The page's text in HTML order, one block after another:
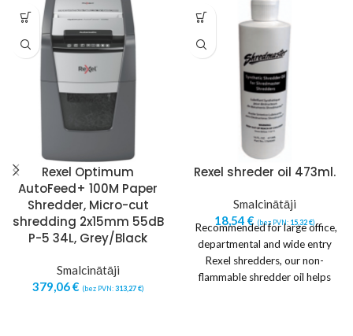
Rexel Optimum
AutoFeed+ 100M Paper
Shredder, Micro-cut
shredding 2x15mm 55dB
P-5 34L, Grey/Black
Smalcinātāji
379,06€ (bez PVN:313,27€)
Rexel shreder oil 473ml.
Smalcinātāji
18,54 € (bez PVN: 15,32€)
Recommended for large office,
departmental and wide entry
Rexel shredders, our non-
flammable shredder oil helps